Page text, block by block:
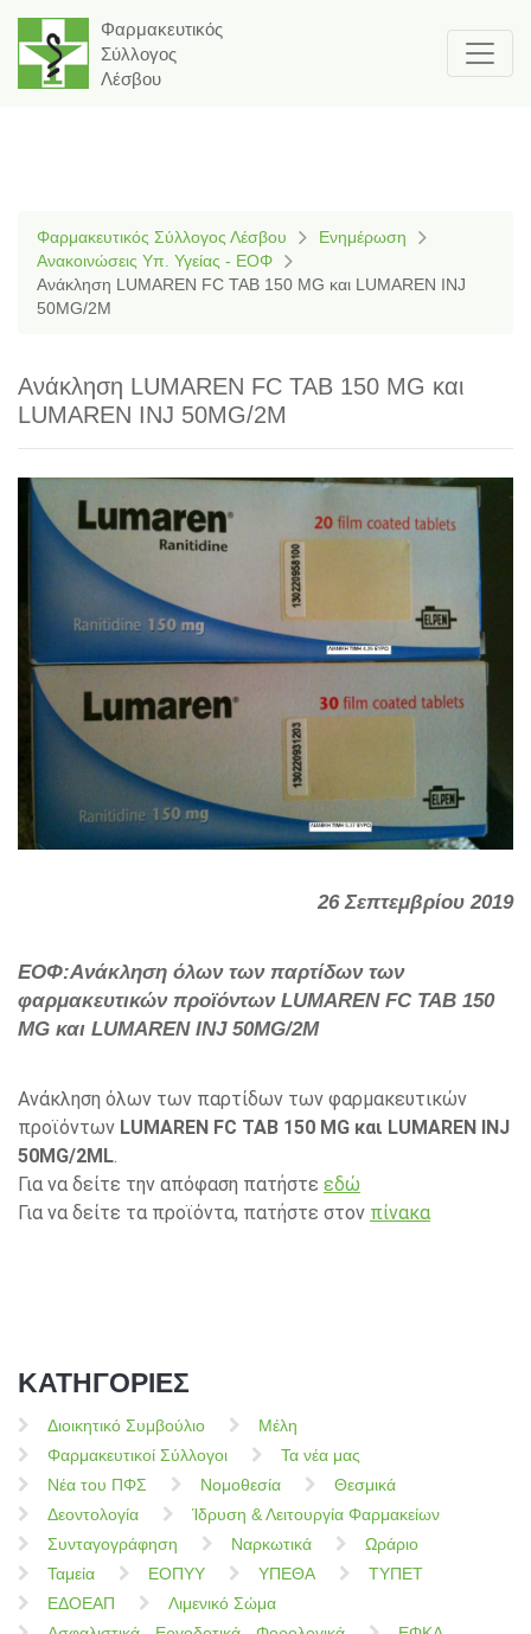
Φαρμακευτικός
Σύλλογος
Λέσβου
Φαρμακευτικός Σύλλογος Λέσβου
Ενημέρωση
Ανακοινώσεις Υπ. Υγείας - ΕΟΦ
Aνάκληση LUMAREN FC TAB 150 MG και LUMAREN INJ
50MG/2M
Aνάκληση LUMAREN FC TAB 150 MG και
LUMAREN INJ 50MG/2M
26 Σεπτεμβρίου 2019
ΕΟΦ:Aνάκληση όλων των παρτίδων των
φαρμακευτικών προϊόντων LUMAREN FC TAB 150
MG και LUMAREN INJ 50MG/2M
Ανάκληση όλων των παρτίδων των φαρμακευτικών
προϊόντων LUMAREN FC TAB 150 MG και LUMAREN INJ
50MG/2ML.
Για να δείτε την απόφαση πατήστε εδώ
Για να δείτε τα προϊόντα, πατήστε στον πίνακα
ΚΑΤΗΓΟΡΙΕΣ
Διοικητικό Συμβούλιο
Μέλη
Φαρμακευτικοί Σύλλογοι
Τα νέα μας
Νέα του ΠΦΣ
Νομοθεσία
Θεσμικά
Δεοντολογία
Ίδρυση & Λειτουργία Φαρμακείων
Συνταγογράφηση
Ναρκωτικά
Ωράριο
Ταμεία
ΕΟΠΥΥ ΥΠΕΘΑ
ΤΥΠΕΤ
ΕΔΟΕΑΠ
Λιμενικό Σώμα